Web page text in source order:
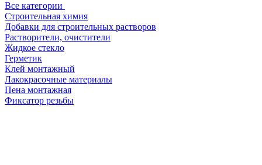
Все категории
Строительная химия
Добавки для строительных растворов
Растворители, очистители
Жидкое стекло
Герметик
Клей монтажный
Лакокрасочные материалы
Пена монтажная
Фиксатор резьбы